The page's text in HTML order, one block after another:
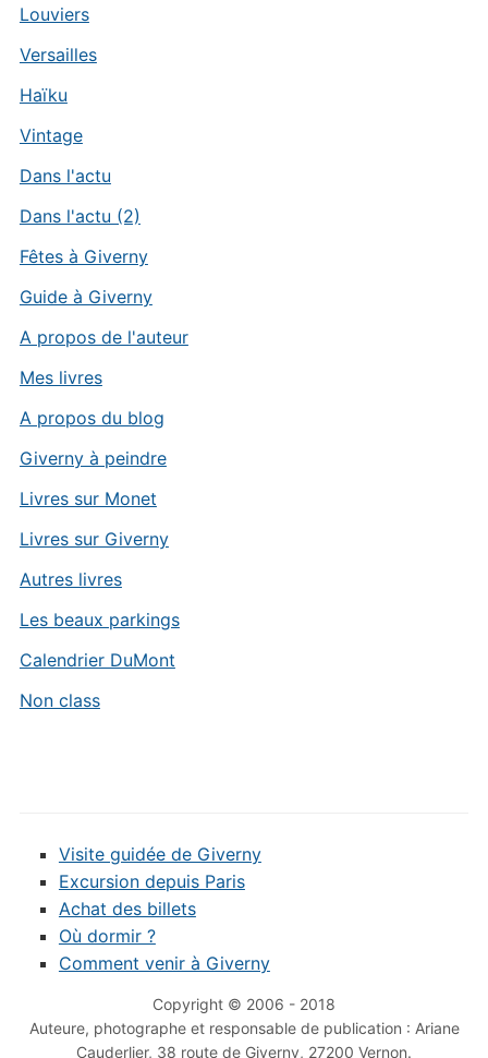
Louviers
Versailles
Haïku
Vintage
Dans l'actu
Dans l'actu (2)
Fêtes à Giverny
Guide à Giverny
A propos de l'auteur
Mes livres
A propos du blog
Giverny à peindre
Livres sur Monet
Livres sur Giverny
Autres livres
Les beaux parkings
Calendrier DuMont
Non class
Visite guidée de Giverny
Excursion depuis Paris
Achat des billets
Où dormir ?
Comment venir à Giverny
Copyright © 2006 - 2018
Auteure, photographe et responsable de publication : Ariane
Cauderlier, 38 route de Giverny, 27200 Vernon.